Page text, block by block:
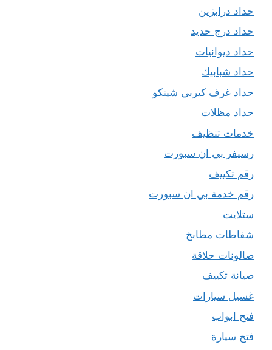
حداد درابزين
حداد درج حديد
حداد ديوانيات
حداد شبابيك
حداد غرف كيربي شينكو
حداد مظلات
خدمات تنظيف
رسيفر بي ان سبورت
رقم تكييف
رقم خدمة بي ان سبورت
ستلايت
شفاطات مطابخ
صالونات حلاقة
صيانة تكييف
غسيل سيارات
فتح ابواب
فتح سيارة